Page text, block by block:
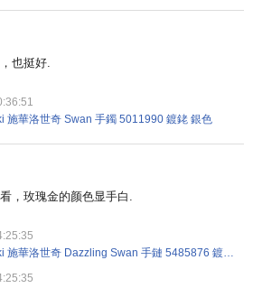
也挺好.
施華洛世奇 Swan 手鐲 5011990 鍍銠 銀色
，玫瑰金的颜色显手白.
全新 Swarovski 施華洛世奇 Dazzling Swan 手鏈 5485876 鍍玫瑰金 粉紅金色